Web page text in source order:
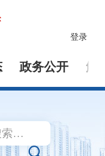
登录
政务公开 解
